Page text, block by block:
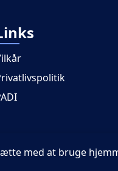
med at bruge